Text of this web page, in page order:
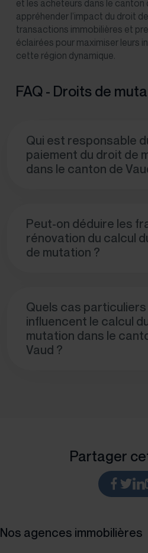
et les acheteurs dans le canton
appréhender l’impact du droit
transactions immobilières et
éclairées pour maximiser leurs
cette région dynamique.
FAQ - Droits de
Qui est responsable
paiement du droit de
dans le canton de
Peut-on déduire les
rénovation du calcul
de mutation ?
Quels cas particuliers
influencent le calcul
mutation dans le
Vaud ?
Partager
Nos agences immobilières